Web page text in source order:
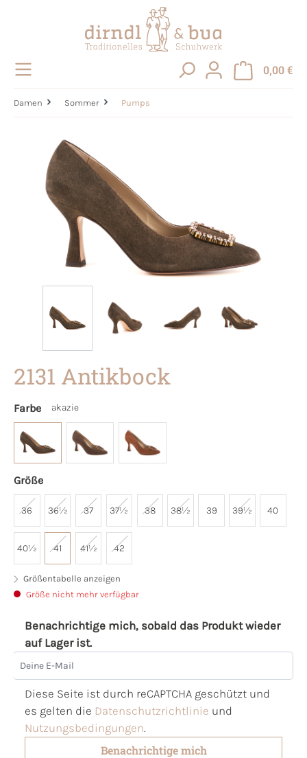
0,00 €
Damen Sommer Pumps
Bildergalerie überspringen
2131 Antikbock
Farbe akazie
Größe
36 36½ 37 37½ 38 38½ 39 39½ 40
40½ 41 41½ 42
Größentabelle anzeigen
Größe nicht mehr verfügbar
Benachrichtige mich, sobald das Produkt wieder
auf Lager ist.
Deine E-Mail
Diese Seite ist durch reCAPTCHA geschützt und
es gelten die Datenschutzrichtlinie und
Nutzungsbedingungen.
Benachrichtige mich